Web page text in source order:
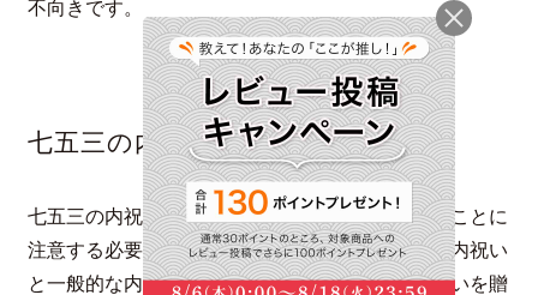
不向きです。
七五三の内祝いのマナーや注意点
七五三の内祝いにはどんなマナーがあり、どんなことに
注意する必要があるでしょうか。最近では本来の内祝い
と一般的な内祝いの意味が変化していたり、内祝いを贈